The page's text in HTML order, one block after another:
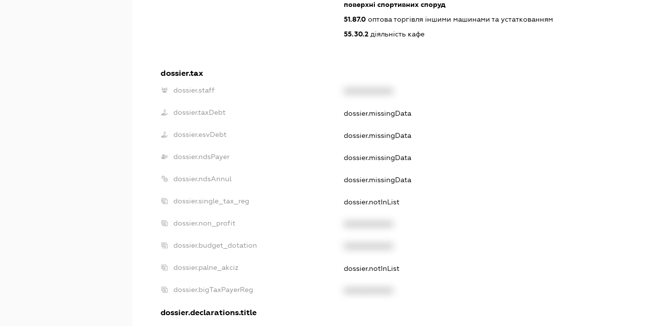
поверхні спортивних споруд
51.87.0оптова торгівля іншими машинами та устаткованням
55.30.2діяльність кафе
dossier.tax
dossier.staff
dossier.taxDebt dossier.missingData
dossier.esvDebt dossier.missingData
dossier.ndsPayer dossier.missingData
dossier.ndsAnnul dossier.missingData
dossier.single_tax_reg dossier.notInList
dossier.non_profit
dossier.budget_dotation
dossier.palne_akciz dossier.notInList
dossier.bigTaxPayerReg
dossier.declarations.title